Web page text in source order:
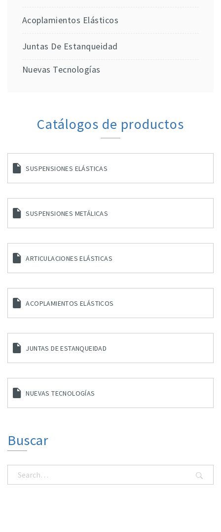
Acoplamientos Elásticos
Juntas De Estanqueidad
Nuevas Tecnologías
Catálogos de productos
SUSPENSIONES ELÁSTICAS
SUSPENSIONES METÁLICAS
ARTICULACIONES ELÁSTICAS
ACOPLAMIENTOS ELÁSTICOS
JUNTAS DE ESTANQUEIDAD
NUEVAS TECNOLOGÍAS
Buscar